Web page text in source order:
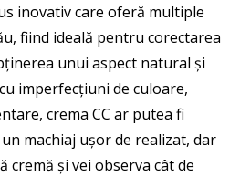
inovativ care oferă multiple
fiind ideală pentru corectarea
unui aspect natural și
imperfecțiuni de culoare,
crema CC ar putea fi
machiaj ușor de realizat, dar
cremă și vei observa cât de